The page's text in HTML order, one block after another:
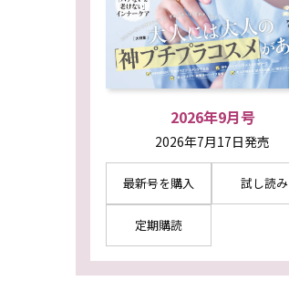
2026年9月号
2026年7月17日発売
最新号を購入 試し読み
定期購読